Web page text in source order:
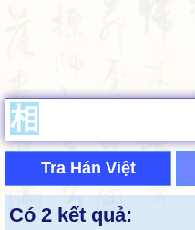
Tra Hán Việt
Có 2 kết quả: